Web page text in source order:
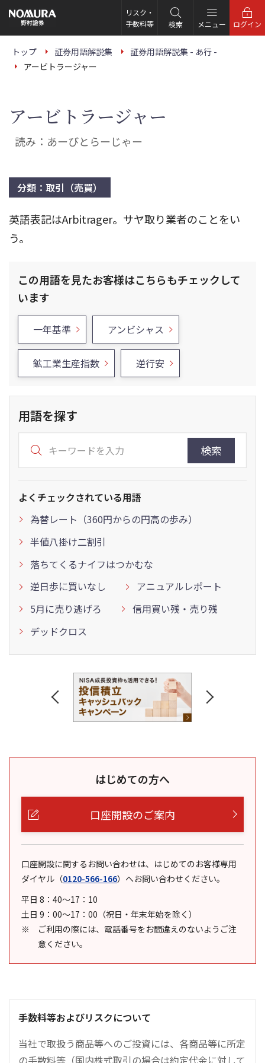
の
ー
リスク・
手数料等
検索 メニュー ログイン
トップ 証券用語解説集
証券用語解説集 - あ行 -
アービトラージャー
アービトラージャー
読み：あーびとらーじゃー
分類：取引（売買）
英語表記はArbitrager。サヤ取り業者のことをい
う。
この用語を見たお客様はこちらもチェックして
います
一年基準 アンビシャス
鉱工業生産指数 逆行安
用語を探す
検索
よくチェックされている用語
為替レート（360円からの円高の歩み）
半値八掛け二割引
落ちてくるナイフはつかむな
逆日歩に買いなし
アニュアルレポート
5月に売り逃げろ
信用買い残・売り残
デッドクロス
はじめての方へ
口座開設のご案内
口座開設に関するお問い合わせは、はじめてのお客様専用
ダイヤル （0120-566-166） へお問い合わせください。
平日 8：40～17：10
土日 9：00～17：00（祝日・年末年始を除く）
ご利用の際には、電話番号をお間違えのないようご注
意ください。
手数料等およびリスクについて
当社で取扱う商品等へのご投資には、各商品等に所定